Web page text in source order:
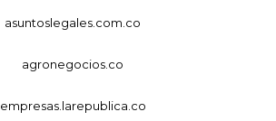
asuntoslegales.com.co
agronegocios.co
empresas.larepublica.co